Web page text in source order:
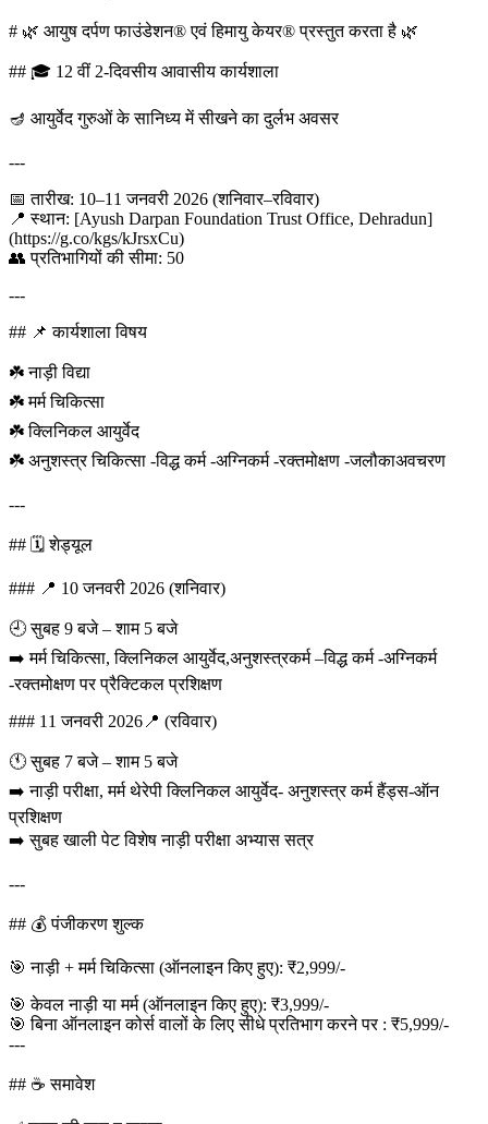
# 🌿 आयुष दर्पण फाउंडेशन® एवं हिमायु केयर® प्रस्तुत करता है 🌿
## 🎓 12 वीं 2-दिवसीय आवासीय कार्यशाला
🪔 आयुर्वेद गुरुओं के सानिध्य में सीखने का दुर्लभ अवसर
---
📅 तारीख: 10–11 जनवरी 2026 (शनिवार–रविवार)
📍 स्थान: [Ayush Darpan Foundation Trust Office, Dehradun]
(https://g.co/kgs/kJrsxCu)
👥 प्रतिभागियों की सीमा: 50
---
## 📌 कार्यशाला विषय
☘️ नाड़ी विद्या
☘️ मर्म चिकित्सा
☘️ क्लिनिकल आयुर्वेद
☘️ अनुशस्त्र चिकित्सा -विद्ध कर्म -अग्निकर्म -रक्तमोक्षण -जलौकाअवचरण
---
## 🗓️ शेड्यूल
### 📍 10 जनवरी 2026 (शनिवार)
🕘 सुबह 9 बजे – शाम 5 बजे
➡️ मर्म चिकित्सा, क्लिनिकल आयुर्वेद,अनुशस्त्रकर्म –विद्ध कर्म -अग्निकर्म
-रक्तमोक्षण पर प्रैक्टिकल प्रशिक्षण
### 11 जनवरी 2026📍 (रविवार)
🕚 सुबह 7 बजे – शाम 5 बजे
➡️ नाड़ी परीक्षा, मर्म थेरेपी क्लिनिकल आयुर्वेद- अनुशस्त्र कर्म हैंड्स-ऑन
प्रशिक्षण
➡️ सुबह खाली पेट विशेष नाड़ी परीक्षा अभ्यास सत्र
---
## 💰 पंजीकरण शुल्क
🎯 नाड़ी + मर्म चिकित्सा (ऑनलाइन किए हुए): ₹2,999/-
🎯 केवल नाड़ी या मर्म (ऑनलाइन किए हुए): ₹3,999/-
🎯 बिना ऑनलाइन कोर्स वालों के लिए सीधे प्रतिभाग करने पर : ₹5,999/-
---
## ☕ समावेश